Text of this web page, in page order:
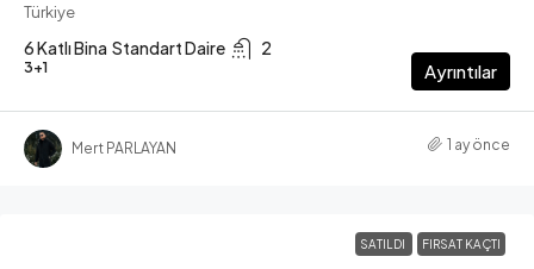
Türkiye
6 Katlı Bina Standart Daire 2
3+1 Ayrıntılar
Mert PARLAYAN 1 ay önce
SATILDI FIRSAT KAÇTI